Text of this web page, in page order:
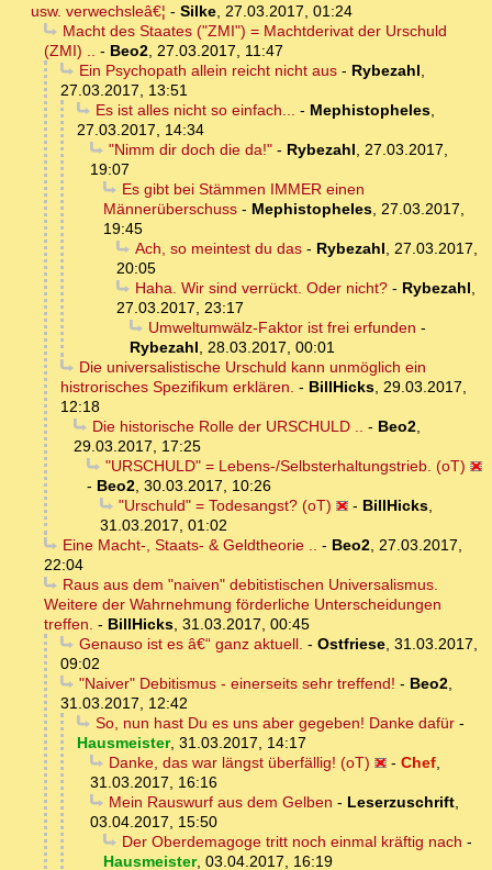
usw. verwechsleâ€¦ - Silke, 27.03.2017, 01:24
Macht des Staates ("ZMI") = Machtderivat der Urschuld
(ZMI) .. - Beo2, 27.03.2017, 11:47
Ein Psychopath allein reicht nicht aus- Rybezahl,
27.03.2017, 13:51
Es ist alles nicht so einfach... - Mephistopheles,
27.03.2017, 14:34
"Nimm dir doch die da!"- Rybezahl, 27.03.2017,
19:07
Es gibt bei Stämmen IMMER einen
Männerüberschuss - Mephistopheles, 27.03.2017,
19:45
Ach, so meintest du das- Rybezahl, 27.03.2017,
20:05
Haha. Wir sind verrückt. Oder nicht?- Rybezahl,
27.03.2017, 23:17
Umweltumwälz-Faktor ist frei erfunden -
Rybezahl, 28.03.2017, 00:01
Die universalistische Urschuld kann unmöglich ein
histrorisches Spezifikum erklären. - BillHicks, 29.03.2017,
12:18
Die historische Rolle der URSCHULD .. - Beo2,
29.03.2017, 17:25
"URSCHULD" = Lebens-/Selbsterhaltungstrieb. (oT)
- Beo2, 30.03.2017, 10:26
"Urschuld" = Todesangst? (oT)
- BillHicks,
31.03.2017, 01:02
Eine Macht-, Staats- & Geldtheorie .. - Beo2, 27.03.2017,
22:04
Raus aus dem "naiven" debitistischen Universalismus.
Weitere der Wahrnehmung förderliche Unterscheidungen
treffen. - BillHicks, 31.03.2017, 00:45
Genauso ist es â€“ ganz aktuell. - Ostfriese, 31.03.2017,
09:02
"Naiver" Debitismus - einerseits sehr treffend! - Beo2,
31.03.2017, 12:42
So, nun hast Du es uns aber gegeben! Danke dafür-
Hausmeister, 31.03.2017, 14:17
Danke, das war längst überfällig! (oT)
- Chef,
31.03.2017, 16:16
Mein Rauswurf aus dem Gelben - Leserzuschrift,
03.04.2017, 15:50
Der Oberdemagoge tritt noch einmal kräftig nach -
Hausmeister, 03.04.2017, 16:19